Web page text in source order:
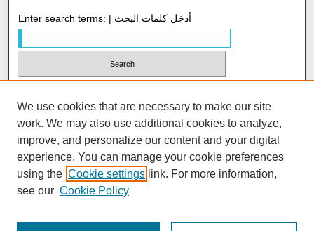
Enter search terms: | أدخل كلمات البحث
Advanced Search | بحث متقدم
ISSN: 1658-4058
We use cookies that are necessary to make our site
work. We may also use additional cookies to analyze,
improve, and personalize our content and your digital
experience. You can manage your cookie preferences
using the Cookie settings link. For more information,
see our Cookie Policy